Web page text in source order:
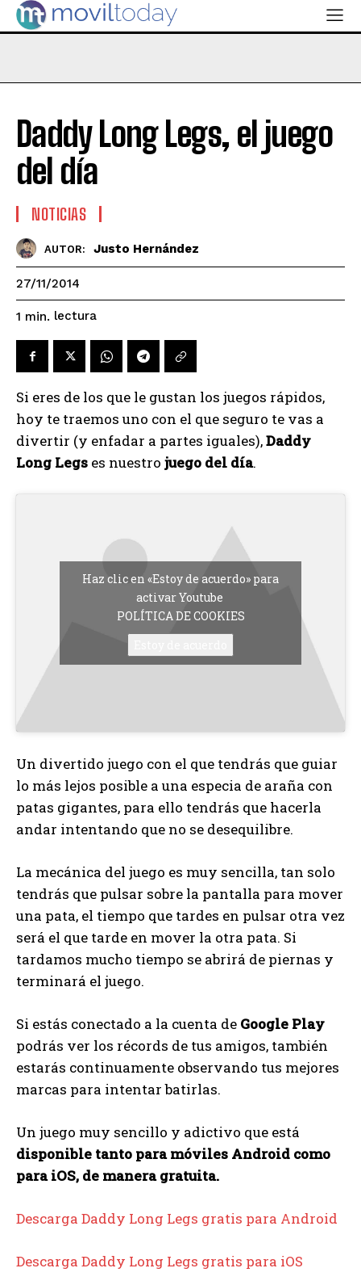
Daddy Long Legs, el juego
del día
NOTICIAS
AUTOR: Justo Hernández
27/11/2014
1 min. lectura
Si eres de los que le gustan los juegos rápidos,
hoy te traemos uno con el que seguro te vas a
divertir (y enfadar a partes iguales),Daddy
Long Legs es nuestro juego del día.
Haz clic en «Estoy de acuerdo» para
activar Youtube
POLÍTICA DE COOKIES
Un divertido juego con el que tendrás que guiar
lo más lejos posible a una especia de araña con
patas gigantes, para ello tendrás que hacerla
andar intentando que no se desequilibre.
La mecánica del juego es muy sencilla, tan solo
tendrás que pulsar sobre la pantalla para mover
una pata, el tiempo que tardes en pulsar otra vez
será el que tarde en mover la otra pata. Si
tardamos mucho tiempo se abrirá de piernas y
terminará el juego.
Si estás conectado a la cuenta de Google Play
podrás ver los récords de tus amigos, también
estarás continuamente observando tus mejores
marcas para intentar batirlas.
Un juego muy sencillo y adictivo que está
disponible tanto para móviles Android como
para iOS, de manera gratuita.
Descarga Daddy Long Legs gratis para Android
Descarga Daddy Long Legs gratis para iOS